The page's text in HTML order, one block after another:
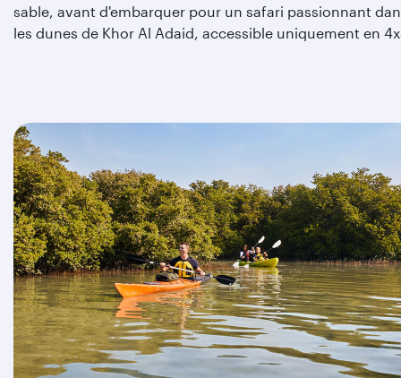
sable, avant d'embarquer pour un safari passionnant
les dunes de Khor Al Adaid, accessible uniquement en